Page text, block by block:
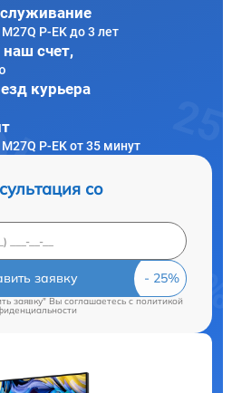
P-EK до 3 лет
наш счет,
курьера
P-EK от 35 минут
со
заявку
заявку" Вы соглашаетесь cполитикой